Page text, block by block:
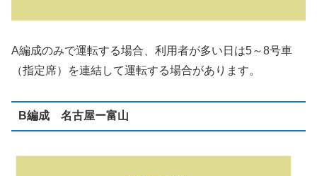
A編成のみで運転する場合、利用者が多い日は5～8号車
（指定席）を連結して運転する場合があります。
B編成 名古屋ー富山